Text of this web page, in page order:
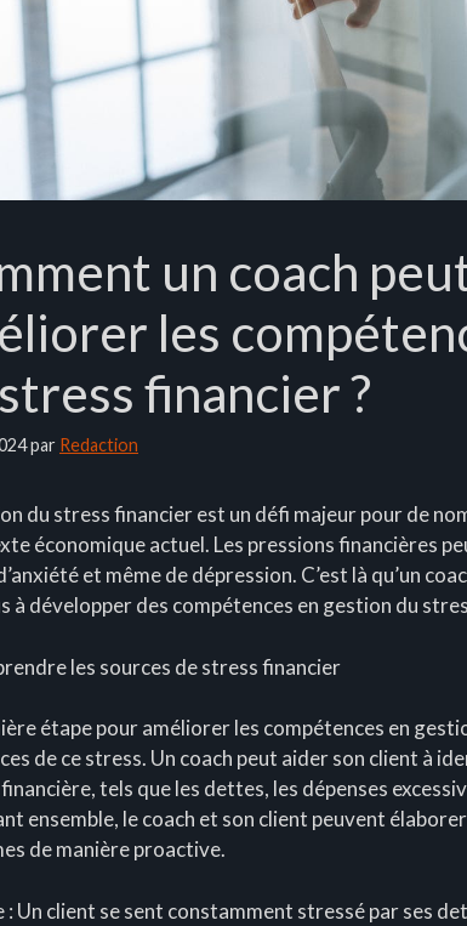
un coach
les
financier ?
par Redaction
du stress financier est un défi majeur pour de
économique actuel. Les pressions financières
et même de dépression. C’est là qu’un
à développer des compétences en gestion du
les sources de stress financier
étape pour améliorer les compétences en
de ce stress. Un coach peut aider son client à
tels que les dettes, les dépenses
ensemble, le coach et son client peuvent
de manière proactive.
: Un client se sent constamment stressé par ses